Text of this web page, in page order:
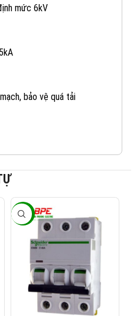
mức 6kV
bảo vệ quá tải
-40%
1: 082 234 2688
2: 0965 101 613
3: 0824 927 568
4: 0823 944 186